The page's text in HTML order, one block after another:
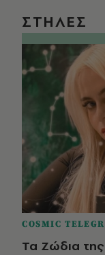
ΣΤΗΛΕΣ
COSMIC
Τα Ζώδια